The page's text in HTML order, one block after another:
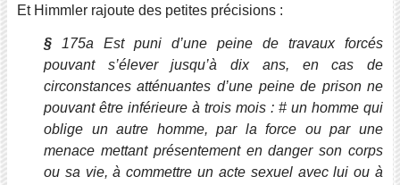
Et Himmler rajoute des petites précisions :
§ 175a Est puni d’une peine de travaux forcés
pouvant s’élever jusqu’à dix ans, en cas de
circonstances atténuantes d’une peine de prison ne
pouvant être inférieure à trois mois : # un homme qui
oblige un autre homme, par la force ou par une
menace mettant présentement en danger son corps
ou sa vie, à commettre un acte sexuel avec lui ou à